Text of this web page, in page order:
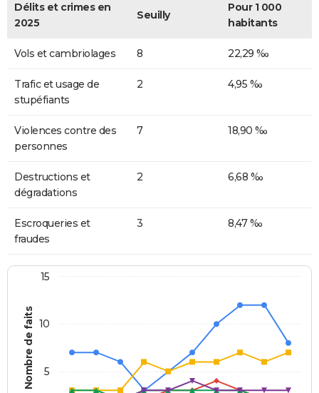
Délits et crimes en
2025
Seuilly
Pour 1 000
habitants
Vols et cambriolages 8 22,29 ‰
Trafic et usage de
stupéfiants
2 4,95 ‰
Violences contre des
personnes
7 18,90 ‰
Destructions et
dégradations
2 6,68 ‰
Escroqueries et
fraudes
3 8,47 ‰
Nombre de faits 5
10
15